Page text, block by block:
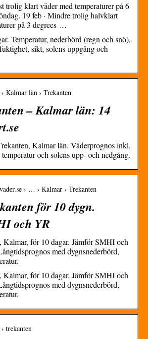
trolig klart väder med temperaturer på 6
19 feb · Mindre trolig halvklart
på 3 degrees …
Temperatur, nederbörd (regn och snö),
sikt, solens uppgång och
Kalmar län › Trekanten
– Kalmar län: 14
Kalmar län. Väderprognos inkl.
och solens upp- och nedgång.
› … › Kalmar › Trekanten
för 10 dygn.
och YR
Kalmar, för 10 dagar. Jämför SMHI och
med dygnsnederbörd,
Kalmar, för 10 dagar. Jämför SMHI och
med dygnsnederbörd,
trekanten